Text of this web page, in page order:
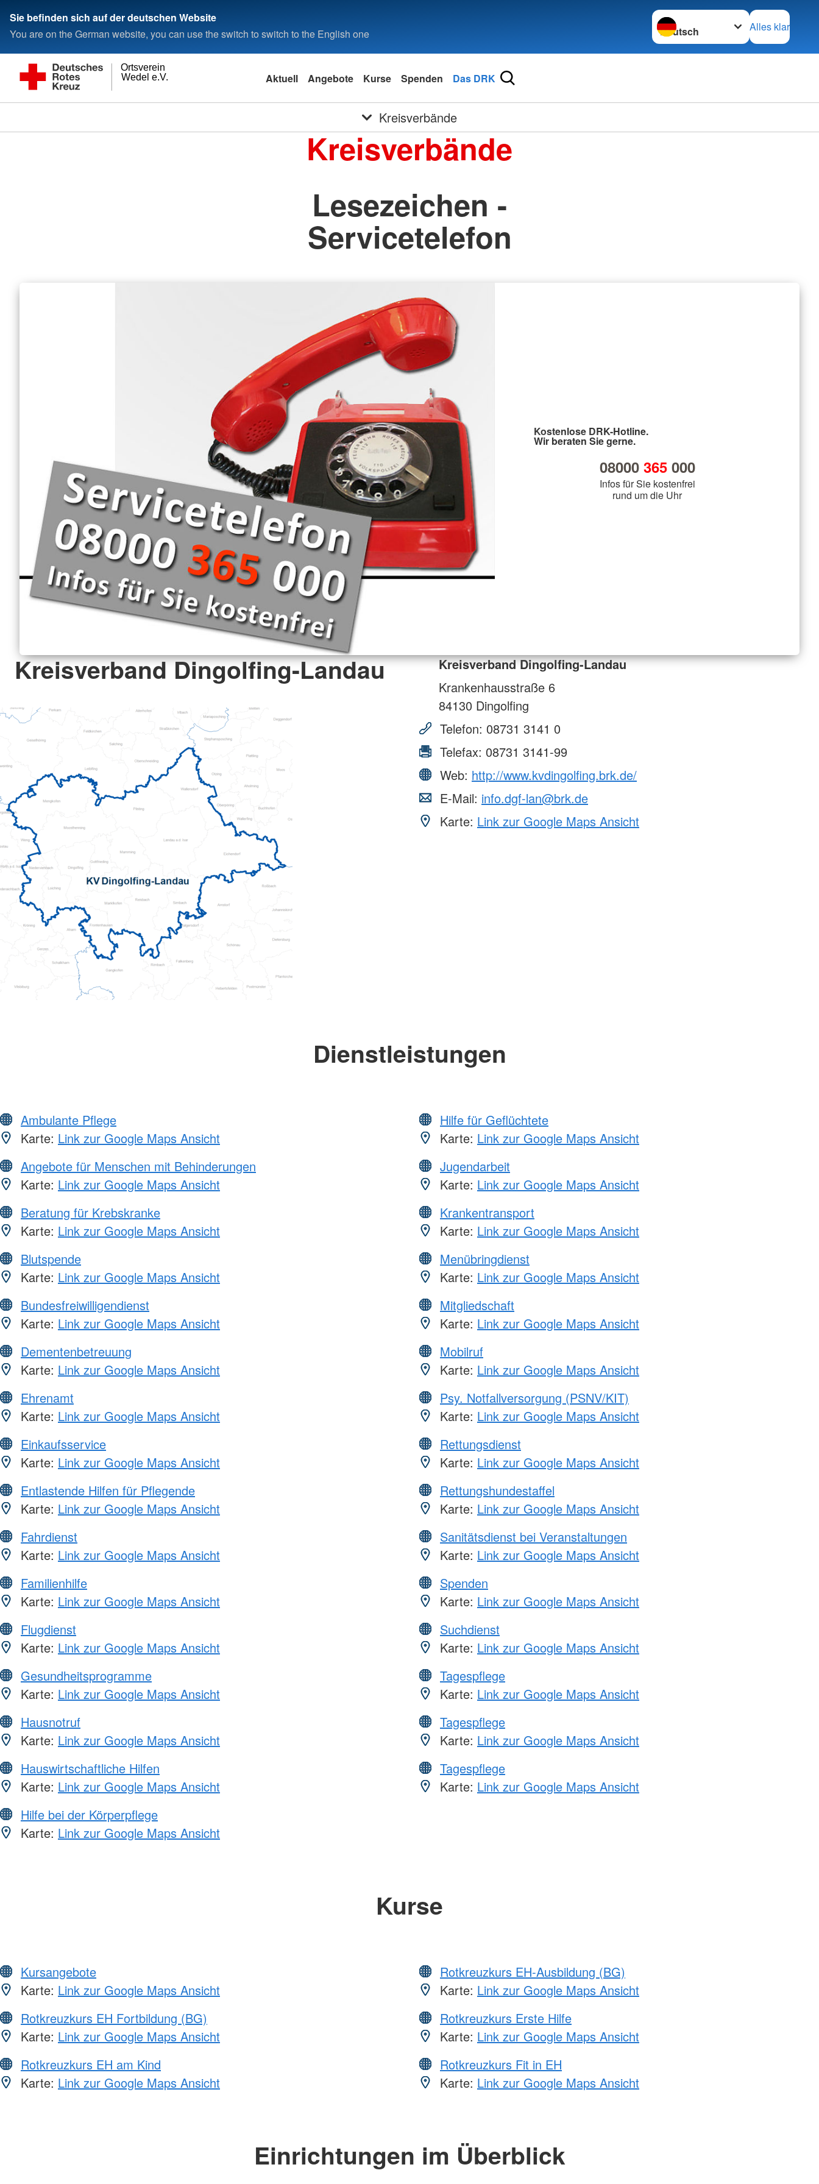
Sie befinden sich auf der deutschen Website
You are on the German website, you can use the switch to switch to the English one
Sprache wechseln zu
Alles klar
Wedel e.V.
Ortsverein
Aktuell Angebote Kurse Spenden Das DRK
Kreisverbände
Kreisverbände
Lesezeichen -
Servicetelefon
Kostenlose DRK-Hotline.
Wir beraten Sie gerne.
08000 365000
Infos für Sie kostenfrei
rund um die Uhr
Kreisverband Dingolfing-Landau
Kreisverband Dingolfing-Landau
Krankenhausstraße 6
84130 Dingolfing
Telefon: 08731 3141 0
Telefax: 08731 3141-99
Web: http://www.kvdingolfing.brk.de/
E-Mail: info.dgf-lan@brk.de
Karte: Link zur Google Maps Ansicht
Dienstleistungen
Ambulante Pflege
Karte: Link zur Google Maps Ansicht
Angebote für Menschen mit Behinderungen
Karte: Link zur Google Maps Ansicht
Beratung für Krebskranke
Karte: Link zur Google Maps Ansicht
Blutspende
Karte: Link zur Google Maps Ansicht
Bundesfreiwilligendienst
Karte: Link zur Google Maps Ansicht
Dementenbetreuung
Karte: Link zur Google Maps Ansicht
Ehrenamt
Karte: Link zur Google Maps Ansicht
Einkaufsservice
Karte: Link zur Google Maps Ansicht
Entlastende Hilfen für Pflegende
Karte: Link zur Google Maps Ansicht
Fahrdienst
Karte: Link zur Google Maps Ansicht
Familienhilfe
Karte: Link zur Google Maps Ansicht
Flugdienst
Karte: Link zur Google Maps Ansicht
Gesundheitsprogramme
Karte: Link zur Google Maps Ansicht
Hausnotruf
Karte: Link zur Google Maps Ansicht
Hauswirtschaftliche Hilfen
Karte: Link zur Google Maps Ansicht
Hilfe bei der Körperpflege
Karte: Link zur Google Maps Ansicht
Hilfe für Geflüchtete
Karte: Link zur Google Maps Ansicht
Jugendarbeit
Karte: Link zur Google Maps Ansicht
Krankentransport
Karte: Link zur Google Maps Ansicht
Menübringdienst
Karte: Link zur Google Maps Ansicht
Mitgliedschaft
Karte: Link zur Google Maps Ansicht
Mobilruf
Karte: Link zur Google Maps Ansicht
Psy. Notfallversorgung (PSNV/KIT)
Karte: Link zur Google Maps Ansicht
Rettungsdienst
Karte: Link zur Google Maps Ansicht
Rettungshundestaffel
Karte: Link zur Google Maps Ansicht
Sanitätsdienst bei Veranstaltungen
Karte: Link zur Google Maps Ansicht
Spenden
Karte: Link zur Google Maps Ansicht
Suchdienst
Karte: Link zur Google Maps Ansicht
Tagespflege
Karte: Link zur Google Maps Ansicht
Tagespflege
Karte: Link zur Google Maps Ansicht
Tagespflege
Karte: Link zur Google Maps Ansicht
Kurse
Kursangebote
Karte: Link zur Google Maps Ansicht
Rotkreuzkurs EH Fortbildung (BG)
Karte: Link zur Google Maps Ansicht
Rotkreuzkurs EH am Kind
Karte: Link zur Google Maps Ansicht
Rotkreuzkurs EH-Ausbildung (BG)
Karte: Link zur Google Maps Ansicht
Rotkreuzkurs Erste Hilfe
Karte: Link zur Google Maps Ansicht
Rotkreuzkurs Fit in EH
Karte: Link zur Google Maps Ansicht
Einrichtungen im Überblick